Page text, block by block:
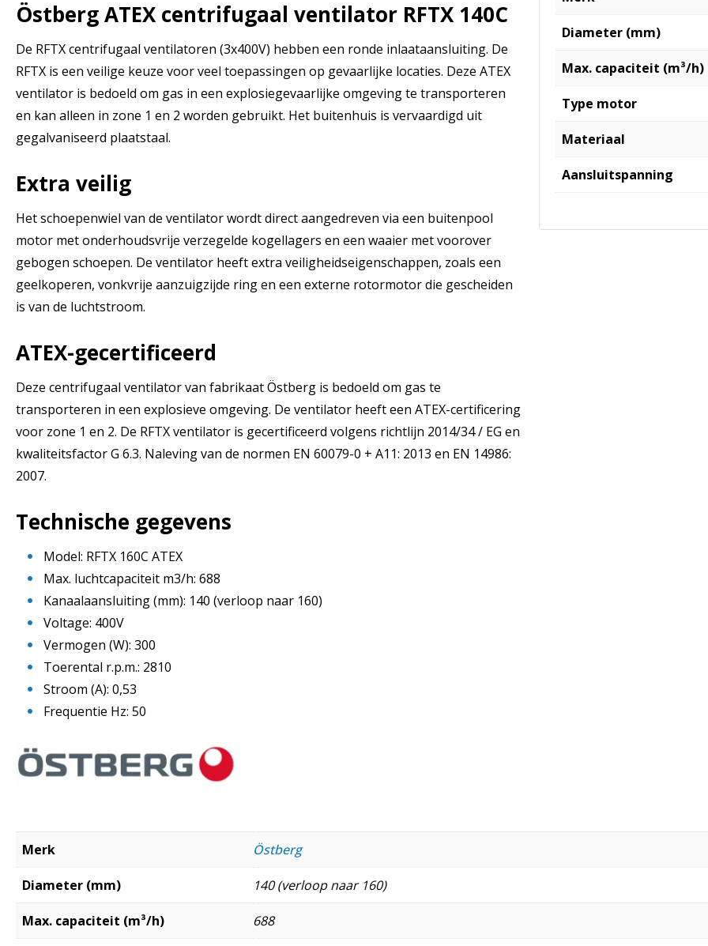
Östberg ATEX centrifugaal ventilator RFTX 140C
De RFTX centrifugaal ventilatoren (3x400V) hebben een ronde inlaataansluiting. De
RFTX is een veilige keuze voor veel toepassingen op gevaarlijke locaties. Deze ATEX
ventilator is bedoeld om gas in een explosiegevaarlijke omgeving te transporteren
en kan alleen in zone 1 en 2 worden gebruikt. Het buitenhuis is vervaardigd uit
gegalvaniseerd plaatstaal.
Extra veilig
Het schoepenwiel van de ventilator wordt direct aangedreven via een buitenpool
motor met onderhoudsvrije verzegelde kogellagers en een waaier met voorover
gebogen schoepen. De ventilator heeft extra veiligheidseigenschappen, zoals een
geelkoperen, vonkvrije aanzuigzijde ring en een externe rotormotor die gescheiden
is van de luchtstroom.
ATEX-gecertificeerd
Deze centrifugaal ventilator van fabrikaat Östberg is bedoeld om gas te
transporteren in een explosieve omgeving. De ventilator heeft een ATEX-certificering
voor zone 1 en 2. De RFTX ventilator is gecertificeerd volgens richtlijn 2014/34 / EG en
kwaliteitsfactor G 6.3. Naleving van de normen EN 60079-0 + A11: 2013 en EN 14986:
2007.
Technische gegevens
Model: RFTX 160C ATEX
Max. luchtcapaciteit m3/h: 688
Kanaalaansluiting (mm): 140 (verloop naar 160)
Voltage: 400V
Vermogen (W): 300
Toerental r.p.m.: 2810
Stroom (A): 0,53
Frequentie Hz: 50
Diameter (mm)
Max. capaciteit (m³/h)
Type motor
Materiaal
Aansluitspanning
Merk Östberg
Diameter (mm) 140 (verloop naar 160)
Max. capaciteit (m³/h) 688